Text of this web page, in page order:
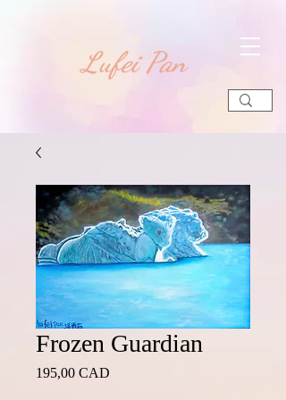
​Lufei Pan
Frozen Guardian
195,00 CAD